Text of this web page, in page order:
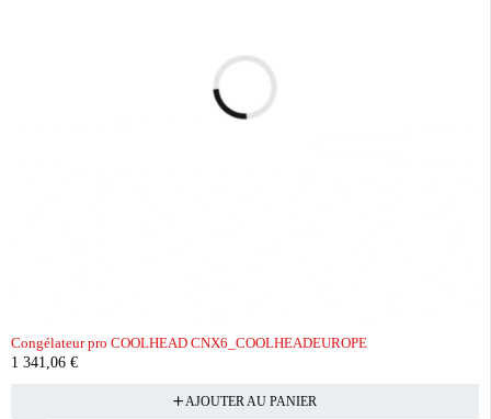
Congélateur pro COOLHEAD CNX6_COOLHEADEUROPE
1 341,06 €
AJOUTER AU PANIER